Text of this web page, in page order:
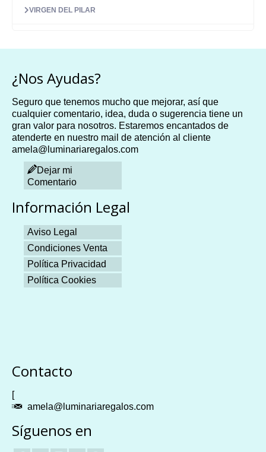
VIRGEN DEL PILAR
¿Nos Ayudas?
Seguro que tenemos mucho que mejorar, así que
cualquier comentario, idea, duda o sugerencia tiene un
gran valor para nosotros. Estaremos encantados de
atenderte en nuestro mail de atención al cliente
amela@luminariaregalos.com
Dejar mi
Comentario
Información Legal
Aviso Legal
Condiciones Venta
Política Privacidad
Política Cookies
Contacto
[
amela@luminariaregalos.com
Síguenos en